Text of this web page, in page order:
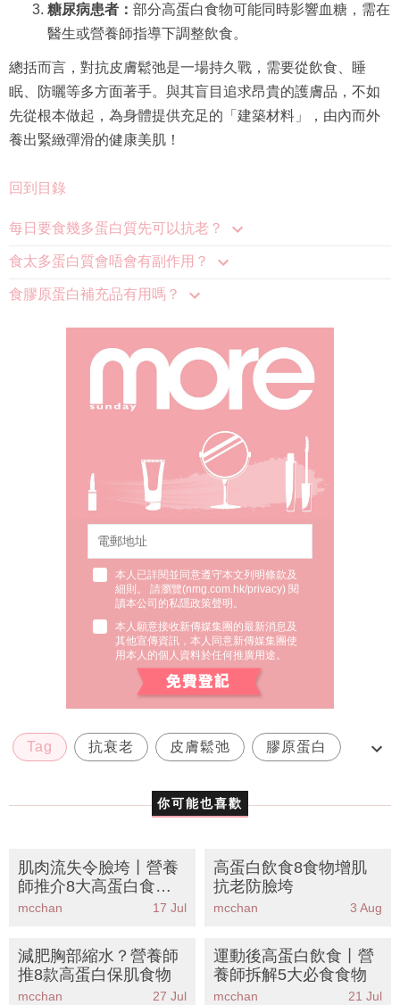
糖尿病患者： 部分高蛋白食物可能同時影響血糖，需在
醫生或營養師指導下調整飲食。
總括而言，對抗皮膚鬆弛是一場持久戰，需要從飲食、睡
眠、防曬等多方面著手。與其盲目追求昂貴的護膚品，不如
先從根本做起，為身體提供充足的「建築材料」，由內而外
養出緊緻彈滑的健康美肌！
回到目錄
每日要食幾多蛋白質先可以抗老？
食太多蛋白質會唔會有副作用？
食膠原蛋白補充品有用嗎？
本人已詳閱並同意遵守本文列明條款及
細則。 請瀏覽(nmg.com.hk/privacy) 閱
讀本公司的私隱政策聲明。
本人願意接收新傳媒集團的最新消息及
其他宣傳資訊，本人同意新傳媒集團使
用本人的個人資料於任何推廣用途。
Tag 抗衰老 皮膚鬆弛 膠原蛋白
你可能也喜歡
肌肉流失令臉垮丨營養
師推介8大高蛋白食物
撐起蘋果肌告別包包面
mcchan 17 Jul
高蛋白飲食8食物增肌
抗老防臉垮
mcchan 3 Aug
減肥胸部縮水？營養師
推8款高蛋白保肌食物
mcchan 27 Jul
運動後高蛋白飲食丨營
養師拆解5大必食食物
mcchan 21 Jul